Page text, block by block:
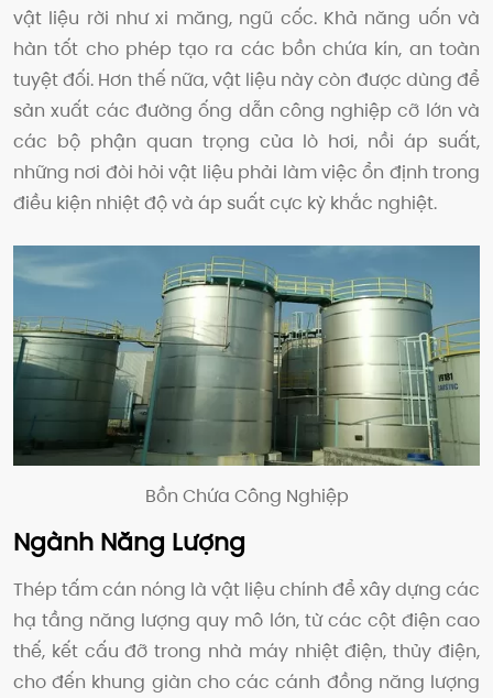
vật liệu rời như xi măng, ngũ cốc. Khả năng uốn và
hàn tốt cho phép tạo ra các bồn chứa kín, an toàn
tuyệt đối. Hơn thế nữa, vật liệu này còn được dùng để
sản xuất các đường ống dẫn công nghiệp cỡ lớn và
các bộ phận quan trọng của lò hơi, nồi áp suất,
những nơi đòi hỏi vật liệu phải làm việc ổn định trong
điều kiện nhiệt độ và áp suất cực kỳ khắc nghiệt.
Bồn Chứa Công Nghiệp
Ngành Năng Lượng
Thép tấm cán nóng là vật liệu chính để xây dựng các
hạ tầng năng lượng quy mô lớn, từ các cột điện cao
thế, kết cấu đỡ trong nhà máy nhiệt điện, thủy điện,
cho đến khung giàn cho các cánh đồng năng lượng